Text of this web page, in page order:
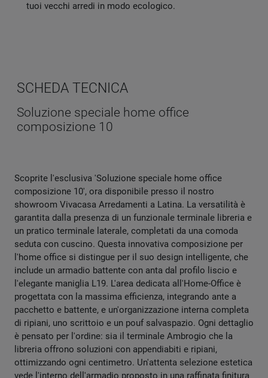
tuoi vecchi arredi in modo ecologico.
SCHEDA TECNICA
Soluzione speciale home office
composizione 10
Scoprite l'esclusiva 'Soluzione speciale home office
composizione 10', ora disponibile presso il nostro
showroom Vivacasa Arredamenti a Latina. La versatilità è
garantita dalla presenza di un funzionale terminale libreria e
un pratico terminale laterale, completati da una comoda
seduta con cuscino. Questa innovativa composizione per
l'home office si distingue per il suo design intelligente, che
include un armadio battente con anta dal profilo liscio e
l'elegante maniglia L19. L'area dedicata all'Home-Office è
progettata con la massima efficienza, integrando ante a
pacchetto e battente, e un'organizzazione interna completa
di ripiani, uno scrittoio e un pouf salvaspazio. Ogni dettaglio
è pensato per l'ordine: sia il terminale Ambrogio che la
libreria offrono soluzioni con appendiabiti e ripiani,
ottimizzando ogni centimetro. Un'attenta selezione estetica
vede l'interno dell'armadio proposto in una raffinata finitura